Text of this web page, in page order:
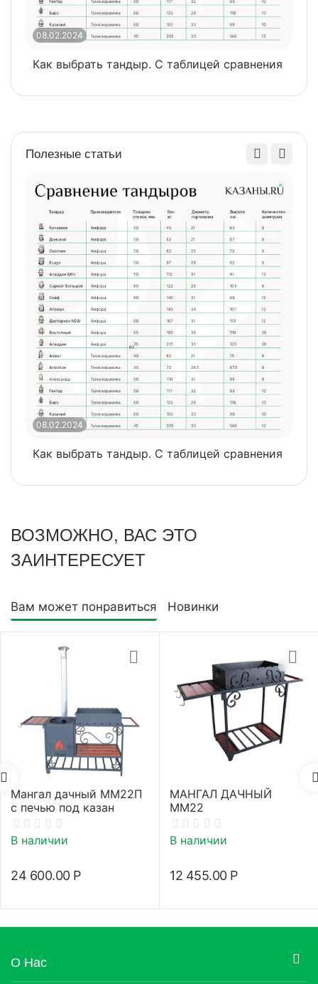
Размеры ДхШхВ, см 113х200х90
08.02.2024
Как выбрать тандыр. С таблицей сравнения
Полезные статьи
08.02.2024
Как выбрать тандыр. С таблицей сравнения
ВОЗМОЖНО, ВАС ЭТО
ЗАИНТЕРЕСУЕТ
Вам может понравиться Новинки
Мангал дачный ММ22П
с печью под казан
В наличии
24 600.00 Р
МАНГАЛ ДАЧНЫЙ
ММ22
В наличии
12 455.00 Р
О Нас